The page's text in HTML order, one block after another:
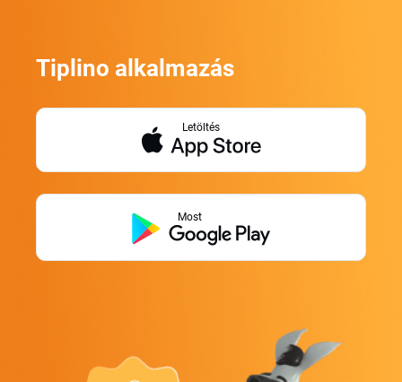
Tiplino alkalmazás
Letöltés
Most